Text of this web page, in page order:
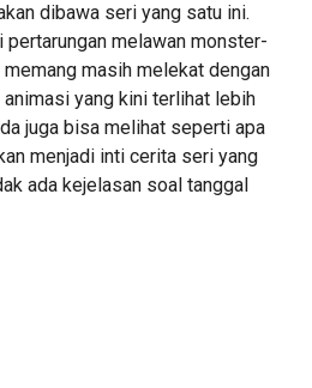
dibawa seri yang satu ini.
melawan monster-
masih melekat dengan
animasi yang kini terlihat lebih
juga bisa melihat seperti apa
menjadi inti cerita seri yang
ada kejelasan soal tanggal